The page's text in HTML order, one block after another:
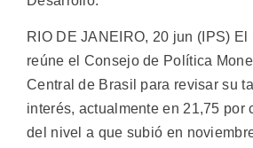
RIO DE JANEIRO, 20 jun (IPS)
reúne el Consejo de Política
Central de Brasil para revisar su
interés, actualmente en 21,75 por
del nivel a que subió en